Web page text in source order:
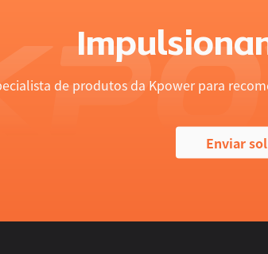
de produtos da Kpower para
Enviar